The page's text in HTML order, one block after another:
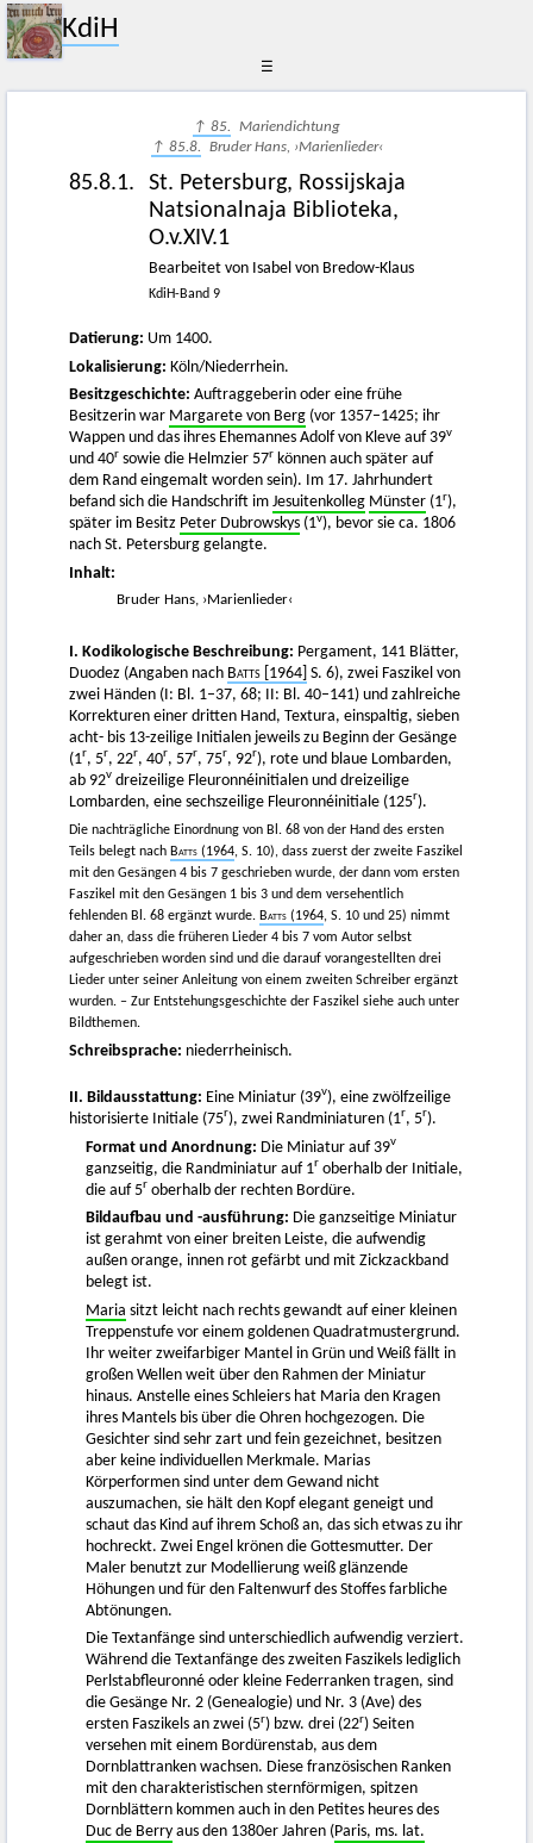
KdiH
☰
↑ 85. Mariendichtung
↑ 85.8. Bruder Hans, ›Marienlieder‹
85.8.1.
St. Petersburg, Rossijskaja
Natsionalnaja Biblioteka,
O.v.XIV.1
Bearbeitet von Isabel von Bredow-Klaus
KdiH-Band 9
Datierung: Um 1400.
Lokalisierung: Köln/Niederrhein.
Besitzgeschichte: Auftraggeberin oder eine frühe
Besitzerin war Margarete von Berg (vor 1357–1425; ihr
Wappen und das ihres Ehemannes Adolf von Kleve auf 39v
und 40r sowie die Helmzier 57r können auch später auf
dem Rand eingemalt worden sein). Im 17. Jahrhundert
befand sich die Handschrift im Jesuitenkolleg Münster (1r),
später im Besitz Peter Dubrowskys (1v), bevor sie ca. 1806
nach St. Petersburg gelangte.
Inhalt:
Bruder Hans, ›Marienlieder‹
I. Kodikologische Beschreibung: Pergament, 141 Blätter,
Duodez (Angaben nach Batts [1964] S. 6), zwei Faszikel von
zwei Händen (I: Bl. 1–37, 68; II: Bl. 40–141) und zahlreiche
Korrekturen einer dritten Hand, Textura, einspaltig, sieben
acht- bis 13-zeilige Initialen jeweils zu Beginn der Gesänge
(1r, 5r, 22r, 40r, 57r, 75r, 92r), rote und blaue Lombarden,
ab 92v dreizeilige Fleuronnéinitialen und dreizeilige
Lombarden, eine sechszeilige Fleuronnéinitiale (125r).
Die nachträgliche Einordnung von Bl. 68 von der Hand des ersten
Teils belegt nach Batts (1964, S. 10), dass zuerst der zweite Faszikel
mit den Gesängen 4 bis 7 geschrieben wurde, der dann vom ersten
Faszikel mit den Gesängen 1 bis 3 und dem versehentlich
fehlenden Bl. 68 ergänzt wurde. Batts (1964, S. 10 und 25) nimmt
daher an, dass die früheren Lieder 4 bis 7 vom Autor selbst
aufgeschrieben worden sind und die darauf vorangestellten drei
Lieder unter seiner Anleitung von einem zweiten Schreiber ergänzt
wurden. – Zur Entstehungsgeschichte der Faszikel siehe auch unter
Bildthemen.
Schreibsprache: niederrheinisch.
II. Bildausstattung: Eine Miniatur (39v), eine zwölfzeilige
historisierte Initiale (75r), zwei Randminiaturen (1r, 5r).
Format und Anordnung: Die Miniatur auf 39v
ganzseitig, die Randminiatur auf 1r oberhalb der Initiale,
die auf 5r oberhalb der rechten Bordüre.
Bildaufbau und -ausführung: Die ganzseitige Miniatur
ist gerahmt von einer breiten Leiste, die aufwendig
außen orange, innen rot gefärbt und mit Zickzackband
belegt ist.
Maria sitzt leicht nach rechts gewandt auf einer kleinen
Treppenstufe vor einem goldenen Quadratmustergrund.
Ihr weiter zweifarbiger Mantel in Grün und Weiß fällt in
großen Wellen weit über den Rahmen der Miniatur
hinaus. Anstelle eines Schleiers hat Maria den Kragen
ihres Mantels bis über die Ohren hochgezogen. Die
Gesichter sind sehr zart und fein gezeichnet, besitzen
aber keine individuellen Merkmale. Marias
Körperformen sind unter dem Gewand nicht
auszumachen, sie hält den Kopf elegant geneigt und
schaut das Kind auf ihrem Schoß an, das sich etwas zu ihr
hochreckt. Zwei Engel krönen die Gottesmutter. Der
Maler benutzt zur Modellierung weiß glänzende
Höhungen und für den Faltenwurf des Stoffes farbliche
Abtönungen.
Die Textanfänge sind unterschiedlich aufwendig verziert.
Während die Textanfänge des zweiten Faszikels lediglich
Perlstabfleuronné oder kleine Federranken tragen, sind
die Gesänge Nr. 2 (Genealogie) und Nr. 3 (Ave) des
ersten Faszikels an zwei (5r) bzw. drei (22r) Seiten
versehen mit einem Bordürenstab, aus dem
Dornblattranken wachsen. Diese französischen Ranken
mit den charakteristischen sternförmigen, spitzen
Dornblättern kommen auch in den Petites heures des
Duc de Berry aus den 1380er Jahren (Paris, ms. lat.